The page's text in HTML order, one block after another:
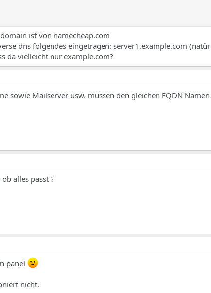
ist von namecheap.com
dns folgendes eingetragen: server1.example.com
da vielleicht nur example.com?
sowie Mailserver usw. müssen den gleichen FQDN
alles passt ?
panel
nicht.